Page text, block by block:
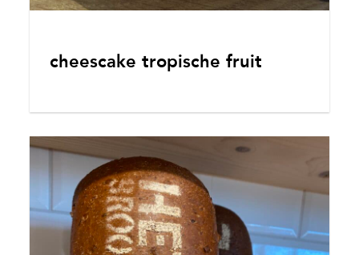
cheescake tropische fruit